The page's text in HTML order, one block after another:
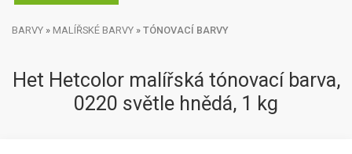
BARVY » MALÍŘSKÉ BARVY » TÓNOVACÍ BARVY
Het Hetcolor malířská tónovací barva,
0220 světle hnědá, 1 kg